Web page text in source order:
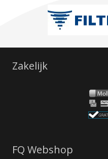
Zakelijk
FQ Webshop